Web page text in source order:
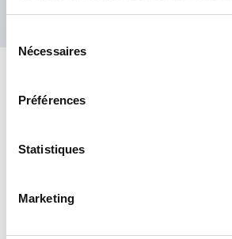
services.
Nécessaires
Préférences
Statistiques
Marketing
Functional Specifications